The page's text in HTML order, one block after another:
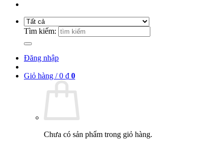
Tìm kiếm:
Đăng nhập
Giỏ hàng /0 ₫ 0
Chưa có sản phẩm trong giỏ hàng.